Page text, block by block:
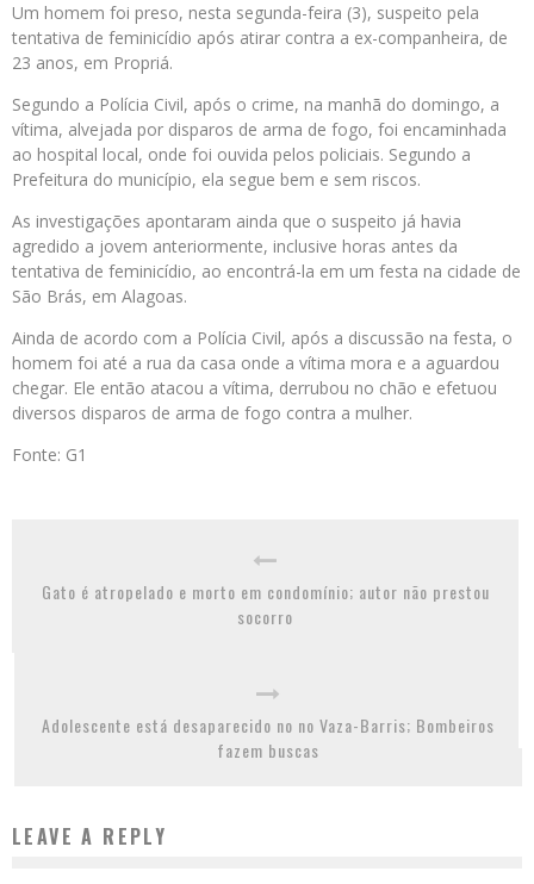
Um homem foi preso, nesta segunda-feira (3), suspeito pela
tentativa de feminicídio após atirar contra a ex-companheira, de
23 anos, em Propriá.
Segundo a Polícia Civil, após o crime, na manhã do domingo, a
vítima, alvejada por disparos de arma de fogo, foi encaminhada
ao hospital local, onde foi ouvida pelos policiais. Segundo a
Prefeitura do município, ela segue bem e sem riscos.
As investigações apontaram ainda que o suspeito já havia
agredido a jovem anteriormente, inclusive horas antes da
tentativa de feminicídio, ao encontrá-la em um festa na cidade de
São Brás, em Alagoas.
Ainda de acordo com a Polícia Civil, após a discussão na festa, o
homem foi até a rua da casa onde a vítima mora e a aguardou
chegar. Ele então atacou a vítima, derrubou no chão e efetuou
diversos disparos de arma de fogo contra a mulher.
Fonte: G1
Gato é atropelado e morto em condomínio; autor não prestou
socorro
Adolescente está desaparecido no no Vaza-Barris; Bombeiros
fazem buscas
LEAVE A REPLY